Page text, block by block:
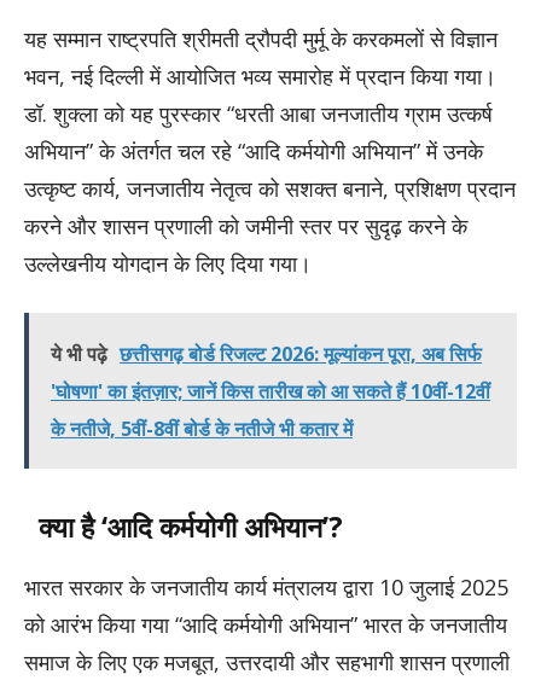
यह सम्मान राष्ट्रपति श्रीमती द्रौपदी मुर्मू के करकमलों से विज्ञान
भवन, नई दिल्ली में आयोजित भव्य समारोह में प्रदान किया गया।
डॉ. शुक्ला को यह पुरस्कार “धरती आबा जनजातीय ग्राम उत्कर्ष
अभियान” के अंतर्गत चल रहे “आदि कर्मयोगी अभियान” में उनके
उत्कृष्ट कार्य, जनजातीय नेतृत्व को सशक्त बनाने, प्रशिक्षण प्रदान
करने और शासन प्रणाली को जमीनी स्तर पर सुदृढ़ करने के
उल्लेखनीय योगदान के लिए दिया गया।
ये भी पढ़े छत्तीसगढ़ बोर्ड रिजल्ट 2026: मूल्यांकन पूरा, अब सिर्फ
'घोषणा' का इंतज़ार; जानें किस तारीख को आ सकते हैं 10वीं-12वीं
के नतीजे, 5वीं-8वीं बोर्ड के नतीजे भी कतार में
क्या है ‘आदि कर्मयोगी अभियान’?
भारत सरकार के जनजातीय कार्य मंत्रालय द्वारा 10 जुलाई 2025
को आरंभ किया गया “आदि कर्मयोगी अभियान” भारत के जनजातीय
समाज के लिए एक मजबूत, उत्तरदायी और सहभागी शासन प्रणाली